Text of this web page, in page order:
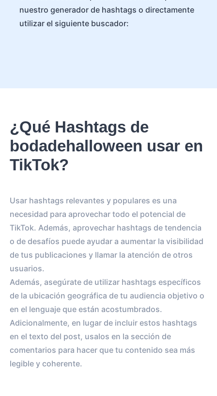
nuestro generador de hashtags o directamente
utilizar el siguiente buscador:
¿Qué Hashtags de
bodadehalloween usar en
TikTok?
Usar hashtags relevantes y populares es una
necesidad para aprovechar todo el potencial de
TikTok. Además, aprovechar hashtags de tendencia
o de desafíos puede ayudar a aumentar la visibilidad
de tus publicaciones y llamar la atención de otros
usuarios.
Además, asegúrate de utilizar hashtags específicos
de la ubicación geográfica de tu audiencia objetivo o
en el lenguaje que están acostumbrados.
Adicionalmente, en lugar de incluir estos hashtags
en el texto del post, usalos en la sección de
comentarios para hacer que tu contenido sea más
legible y coherente.